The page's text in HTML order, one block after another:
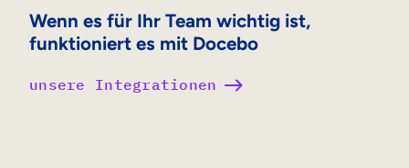
Wenn es für Ihr Team wichtig ist,
funktioniert es mit Docebo
unsere Integrationen